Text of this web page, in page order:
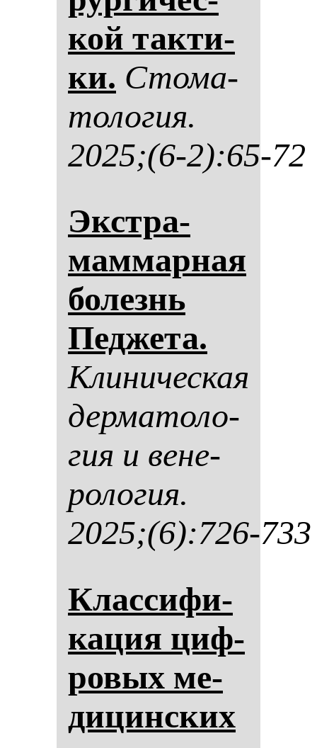
кой так­ти­
ки. Сто­ма­
то­ло­гия.
2025;(6-2):65-72
Экстра­
мам­мар­ная
бо­лезнь
Пед­же­та.
Кли­ни­чес­кая
дер­ма­то­ло­
гия и ве­не­
ро­ло­гия.
2025;(6):726-733
Клас­си­фи­
ка­ция циф­
ро­вых ме­
ди­цин­ских